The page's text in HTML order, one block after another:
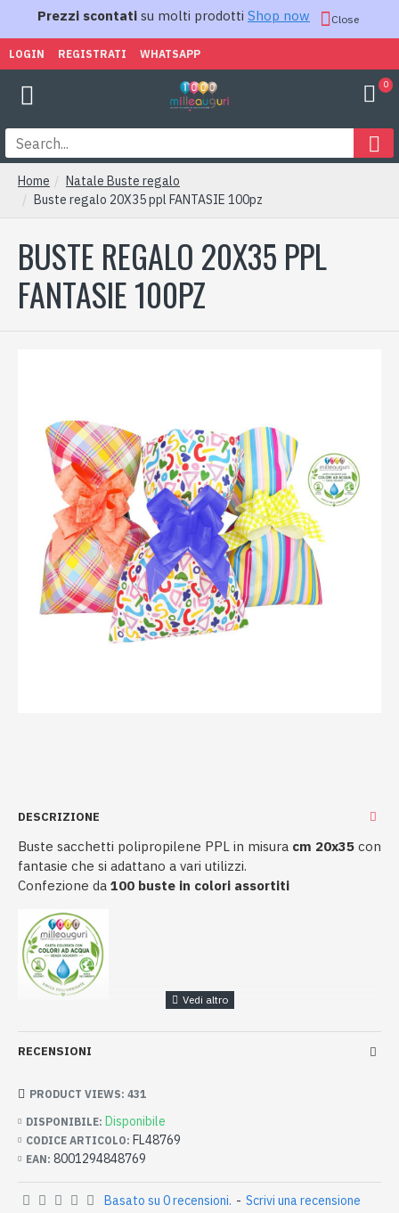
Prezzi scontati su molti prodotti Shop now Close
LOGIN REGISTRATI WHATSAPP
0
Home
Natale Buste regalo
Buste regalo 20X35 ppl FANTASIE 100pz
BUSTE REGALO 20X35 PPL
FANTASIE 100PZ
DESCRIZIONE
Buste sacchetti polipropilene PPL in misura cm 20x35 con
fantasie che si adattano a vari utilizzi.
Confezione da 100 buste in colori assortiti
RECENSIONI
DISPONIBILE: Disponibile
CODICE ARTICOLO: FL48769
EAN: 8001294848769
PRODUCT VIEWS: 431
Basato su 0 recensioni. - Scrivi una recensione